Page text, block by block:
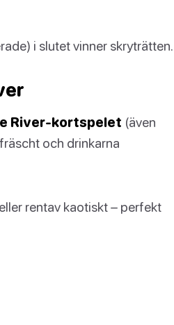
i slutet vinner skryträtten.
River-kortspelet (även
och drinkarna
rentav kaotiskt – perfekt